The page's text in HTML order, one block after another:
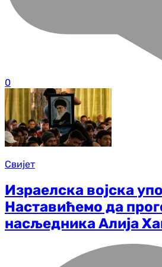
0
Свијет
Израелска војска
Наставићемо да
насљедника Алија